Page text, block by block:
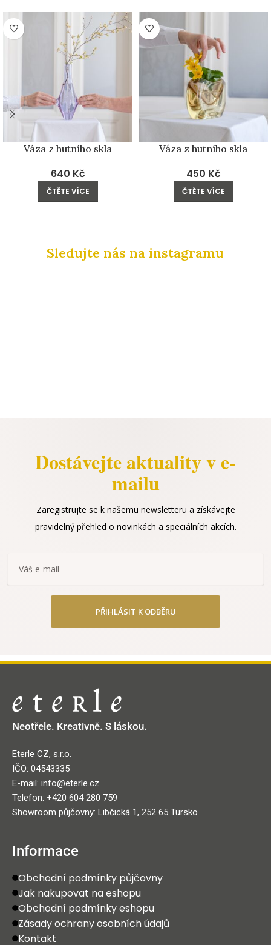
PRODÁNO
Váza z hutního skla
640 Kč
ČTĚTE VÍCE
PRODÁNO
Váza z hutního skla
450 Kč
ČTĚTE VÍCE
Sledujte nás na instagramu
Dostávejte aktuality v e-
mailu
Zaregistrujte se k našemu newsletteru a získávejte
pravidelný přehled o novinkách a speciálních akcích.
PŘIHLÁSIT K ODBĚRU
Neotřele. Kreativně. S láskou.
Eterle CZ, s.r.o.
IČO: 04543335
E-mail: info@eterle.cz
Telefon: +420 604 280 759
Showroom půjčovny: Libčická 1, 252 65 Tursko
Informace
Obchodní podmínky půjčovny
Jak nakupovat na eshopu
Obchodní podmínky eshopu
Zásady ochrany osobních údajů
Kontakt